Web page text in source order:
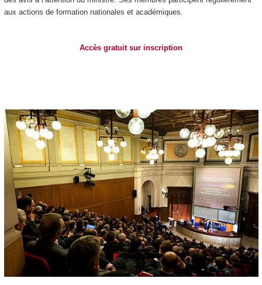
aux actions de formation nationales et académiques.
Accès gratuit sur inscription